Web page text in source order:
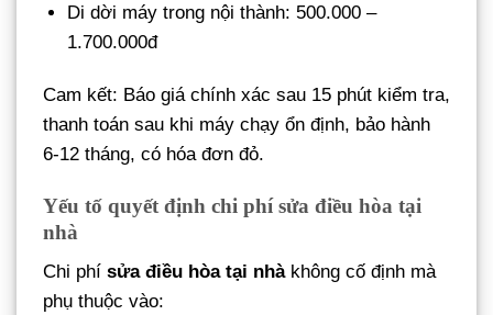
Di dời máy trong nội thành: 500.000 –
1.700.000đ
Cam kết: Báo giá chính xác sau 15 phút kiểm tra,
thanh toán sau khi máy chạy ổn định, bảo hành
6-12 tháng, có hóa đơn đỏ.
Yếu tố quyết định chi phí sửa điều hòa tại
nhà
Chi phí sửa điều hòa tại nhàkhông cố định mà
phụ thuộc vào: